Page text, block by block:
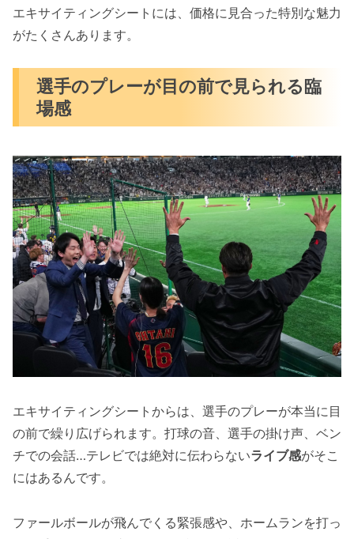
エキサイティングシートには、価格に見合った特別な魅力
がたくさんあります。
選手のプレーが目の前で見られる臨
場感
エキサイティングシートからは、選手のプレーが本当に目
の前で繰り広げられます。打球の音、選手の掛け声、ベン
チでの会話…テレビでは絶対に伝わらないライブ感がそこ
にはあるんです。
ファールボールが飛んでくる緊張感や、ホームランを打っ